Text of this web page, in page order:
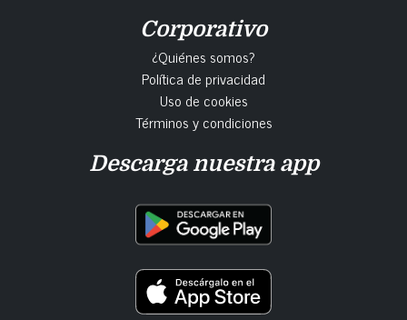
Corporativo
¿Quiénes somos?
Política de privacidad
Uso de cookies
Términos y condiciones
Descarga nuestra app